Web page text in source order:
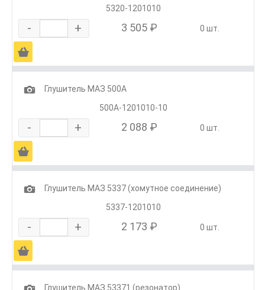
5320-1201010
- + 3 505 ₽ 0 шт.
Ä
1
Глушитель МАЗ 500А
500А-1201010-10
- + 2 088 ₽ 0 шт.
Ä
1
Глушитель МАЗ 5337 (хомутное соединение)
5337-1201010
- + 2 173 ₽ 0 шт.
Ä
Глушитель МАЗ 53371 (резонатор)